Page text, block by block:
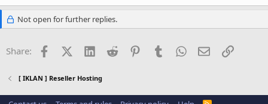
Not open for further replies.
Share: FacebookX (Twitter)
LinkedInReddit PinterestTumblrWhatsApp
EmailLink
[ IKLAN ] Reseller Hosting